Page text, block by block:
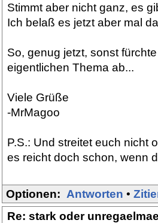
Stimmt aber nicht ganz, es
Ich belaß es jetzt aber mal
So, genug jetzt, sonst
eigentlichen Thema ab...
Viele Grüße
-MrMagoo
P.S.: Und streitet euch nicht
es reicht doch schon, wenn
Optionen: Antworten •
Re: stark oder